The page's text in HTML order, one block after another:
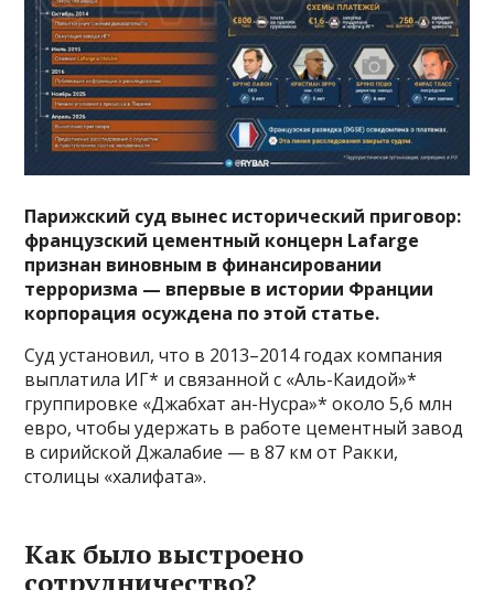
Парижский суд вынес исторический приговор:
французский цементный концерн Lafarge
признан виновным в финансировании
терроризма — впервые в истории Франции
корпорация осуждена по этой статье.
Суд установил, что в 2013–2014 годах компания
выплатила ИГ* и связанной с «Аль-Каидой»*
группировке «Джабхат ан-Нусра»* около 5,6 млн
евро, чтобы удержать в работе цементный завод
в сирийской Джалабие — в 87 км от Ракки,
столицы «халифата».
Как было выстроено
сотрудничество?